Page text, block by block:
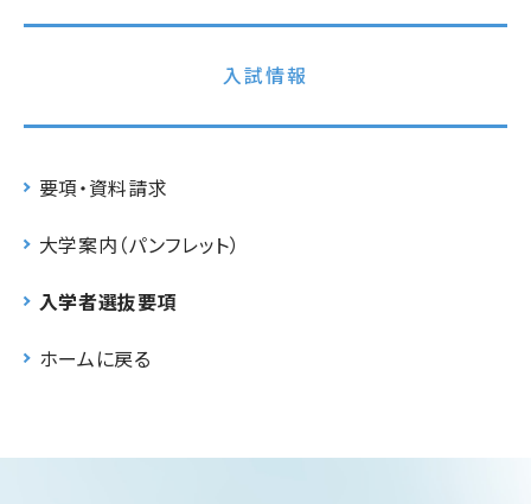
入試情報
要項・資料請求
大学案内（パンフレット）
入学者選抜要項
ホームに戻る